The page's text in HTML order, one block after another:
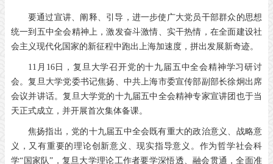
要通过宣讲、阐释、引导，进一步使广大党员干部群众的思想
统一到五中全会精神上，激发奋斗激情、实干热情，在全面建设社
会主义现代化国家的新征程中跑出上海加速度，拼出发展新奇迹。
11月16日，复旦大学召开党的十九届五中全会精神学习研讨
会。复旦大学党委书记焦扬、中共上海市委宣传部副部长徐炯出席
会议并讲话。复旦大学党的十九届五中全会精神专家宣讲团也于当
天正式成立，并开展首次集体备课。
焦扬指出，党的十九届五中全会既有重大的政治意义、战略意
义，又有重要的理论创新意义、现实指导意义。作为哲学社会科
学“国家队”，复旦大学理论工作者要学深悟透、融会贯通，全面准